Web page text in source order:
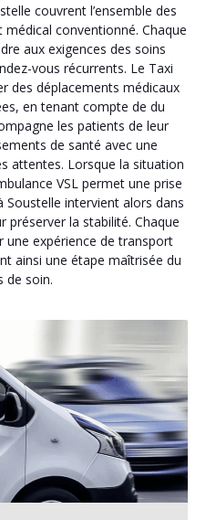
couvrent l’ensemble des
conventionné. Chaque
aux exigences des soins
vous récurrents. Le Taxi
des déplacements médicaux
en tenant compte de du
les patients de leur
de santé avec une
attentes. Lorsque la situation
VSL permet une prise
Soustelle intervient alors dans
préserver la stabilité. Chaque
une expérience de transport
ainsi une étape maîtrisée du
de soin.